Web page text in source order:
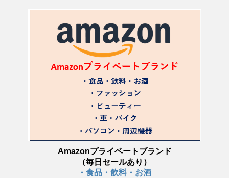
Amazonプライベートブランド
（毎日セールあり）
・食品・飲料・お酒